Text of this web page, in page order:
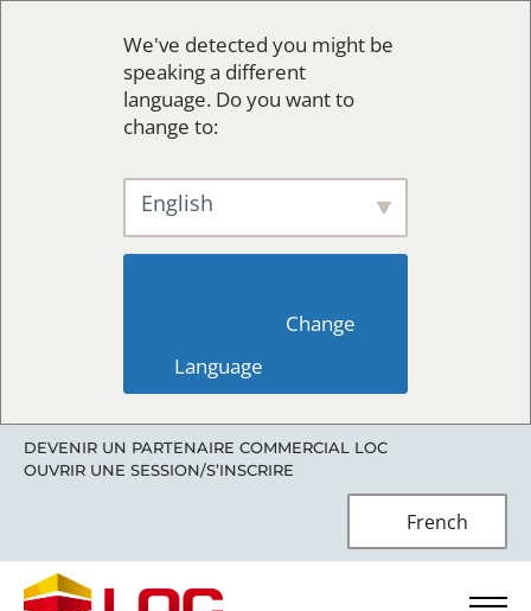
We've detected you might be
speaking a different
language. Do you want to
change to:
English
Language
DEVENIR UN PARTENAIRE COMMERCIAL LOC
OUVRIR UNE SESSION/S’INSCRIRE
French